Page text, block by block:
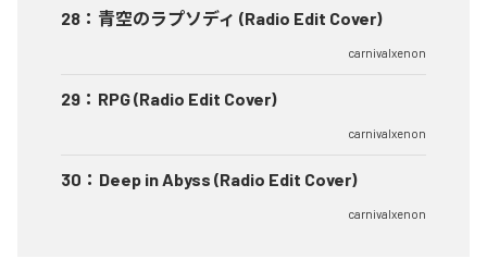
28 ： 青空のラプソディ (Radio Edit Cover)
carnivalxenon
29 ： RPG (Radio Edit Cover)
carnivalxenon
30 ： Deep in Abyss (Radio Edit Cover)
carnivalxenon